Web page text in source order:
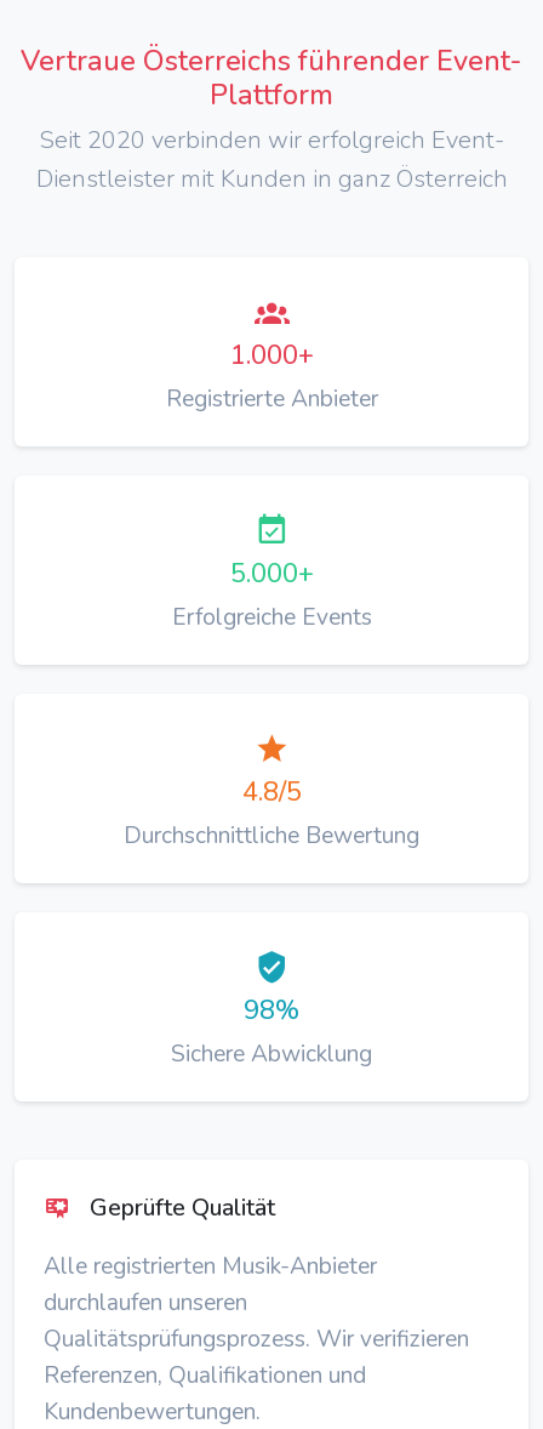
Vertraue Österreichs führender Event-
Plattform
Seit 2020 verbinden wir erfolgreich Event-
Dienstleister mit Kunden in ganz Österreich
1.000+
Registrierte Anbieter
5.000+
Erfolgreiche Events
4.8/5
Durchschnittliche Bewertung
98%
Sichere Abwicklung
Geprüfte Qualität
Alle registrierten Musik-Anbieter
durchlaufen unseren
Qualitätsprüfungsprozess. Wir verifizieren
Referenzen, Qualifikationen und
Kundenbewertungen.